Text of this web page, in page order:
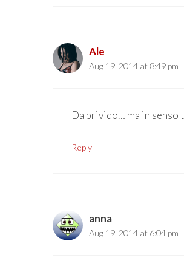
Ale
Aug 19, 2014 at 8:49 pm
Da brivido… ma in
Reply
anna
Aug 19, 2014 at 6:04 pm